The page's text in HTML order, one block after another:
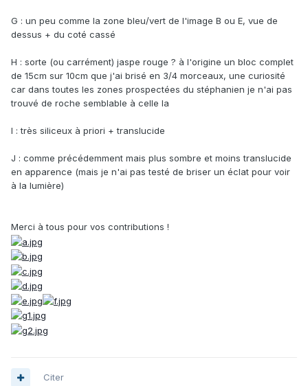
G : un peu comme la zone bleu/vert de l'image B ou E, vue de
dessus + du coté cassé
H : sorte (ou carrément) jaspe rouge ? à l'origine un bloc complet
de 15cm sur 10cm que j'ai brisé en 3/4 morceaux, une curiosité
car dans toutes les zones prospectées du stéphanien je n'ai pas
trouvé de roche semblable à celle la
I : très siliceux à priori + translucide
J : comme précédemment mais plus sombre et moins translucide
en apparence (mais je n'ai pas testé de briser un éclat pour voir
à la lumière)
Merci à tous pour vos contributions !
Citer